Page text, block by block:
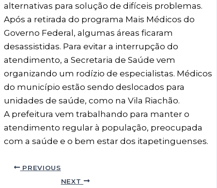
alternativas para solução de difíceis problemas.
Após a retirada do programa Mais Médicos do
Governo Federal, algumas áreas ficaram
desassistidas. Para evitar a interrupção do
atendimento, a Secretaria de Saúde vem
organizando um rodízio de especialistas. Médicos
do município estão sendo deslocados para
unidades de saúde, como na Vila Riachão.
A prefeitura vem trabalhando para manter o
atendimento regular à população, preocupada
com a saúde e o bem estar dos itapetinguenses.
PREVIOUS
NEXT